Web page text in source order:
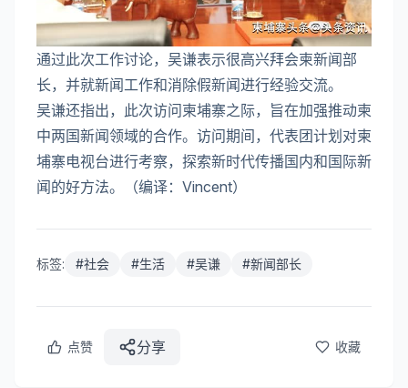
通过此次工作讨论，吴谦表示很高兴拜会柬新闻部
长，并就新闻工作和消除假新闻进行经验交流。
吴谦还指出，此次访问柬埔寨之际，旨在加强推动柬
中两国新闻领域的合作。访问期间，代表团计划对柬
埔寨电视台进行考察，探索新时代传播国内和国际新
闻的好方法。（编译：Vincent）
标签: #社会 #生活 #吴谦 #新闻部长
点赞 分享 收藏